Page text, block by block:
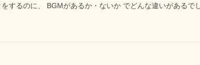
するのに、 BGMがあるか・ないか でどんな違いがある